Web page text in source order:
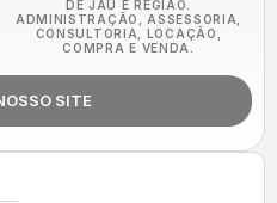
DE JAÚ E REGIÃO.
ADMINISTRAÇÃO, ASSESSORIA,
CONSULTORIA, LOCAÇÃO,
COMPRA E VENDA.
SITE